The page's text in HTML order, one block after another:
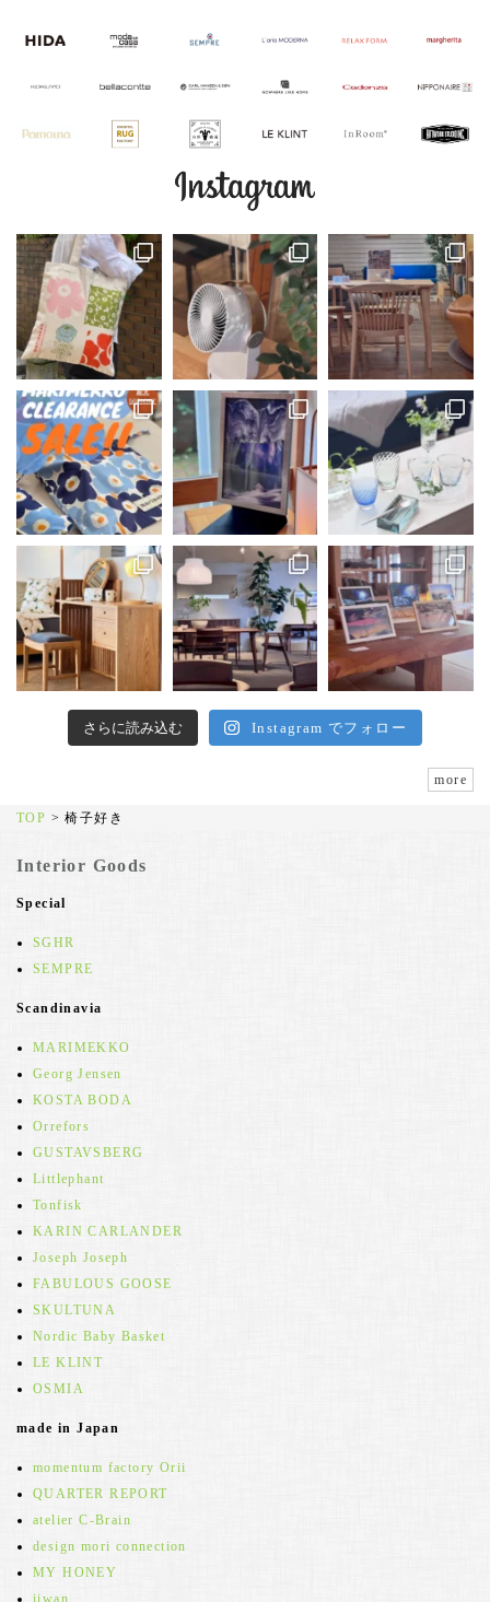
さらに読み込む Instagram でフォロー
more
TOP >椅子好き
Interior Goods
Special
SGHR
SEMPRE
Scandinavia
MARIMEKKO
Georg Jensen
KOSTA BODA
Orrefors
GUSTAVSBERG
Littlephant
Tonfisk
KARIN CARLANDER
Joseph Joseph
FABULOUS GOOSE
SKULTUNA
Nordic Baby Basket
LE KLINT
OSMIA
made in Japan
momentum factory Orii
QUARTER REPORT
atelier C-Brain
design mori connection
MY HONEY
iiwan